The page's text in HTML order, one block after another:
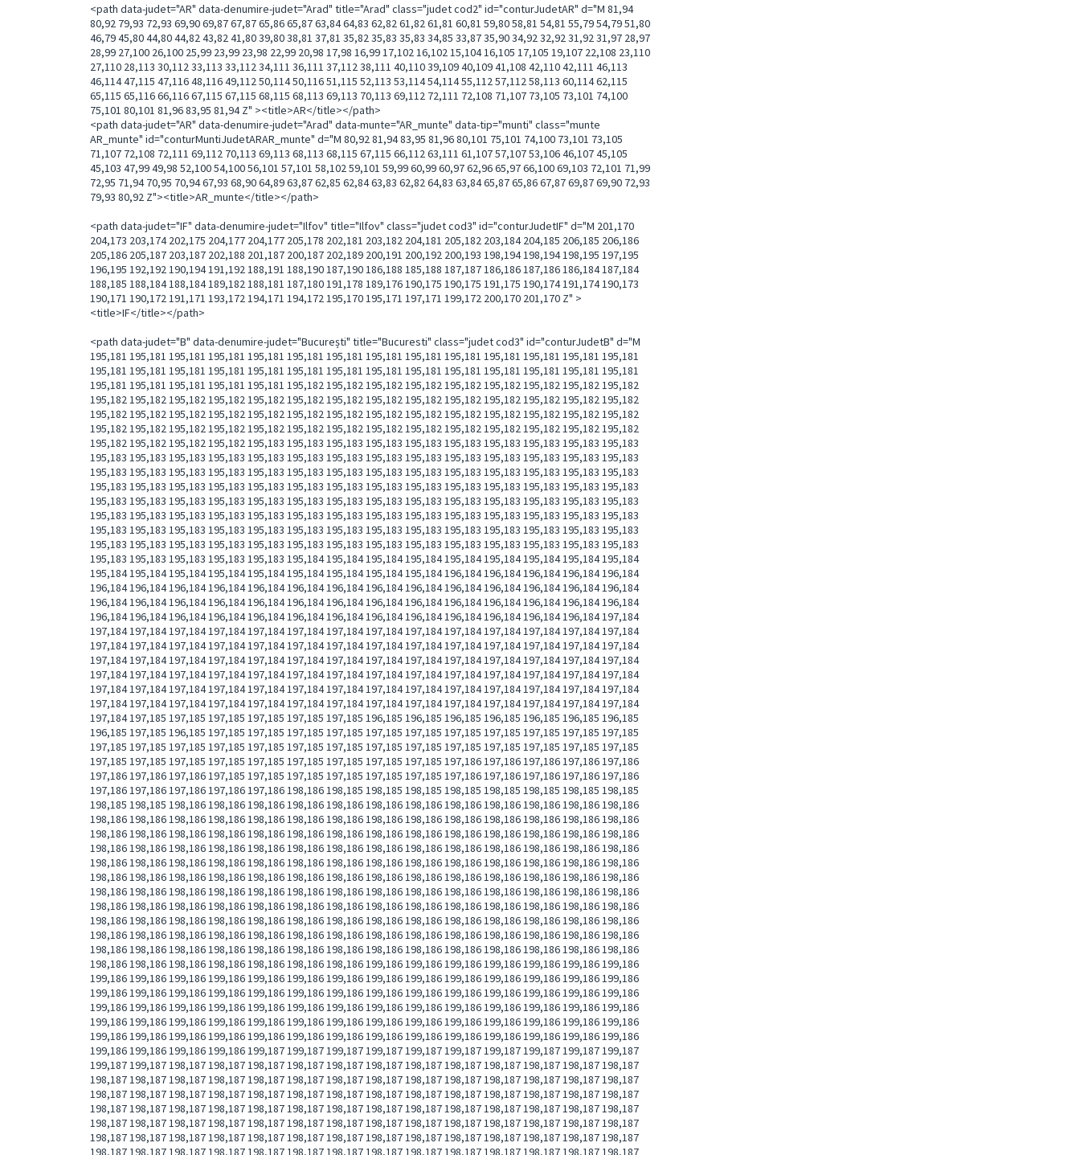
<path data-judet="AR" data-denumire-judet="Arad" title="Arad" class="judet cod2" id="conturJudetAR" d="M 81,94
80,92 79,93 72,93 69,90 69,87 67,87 65,86 65,87 63,84 64,83 62,82 61,82 61,81 60,81 59,80 58,81 54,81 55,79 54,79 51,80
46,79 45,80 44,80 44,82 43,82 41,80 39,80 38,81 37,81 35,82 35,83 35,83 34,85 33,87 35,90 34,92 32,92 31,92 31,97 28,97
28,99 27,100 26,100 25,99 23,99 23,98 22,99 20,98 17,98 16,99 17,102 16,102 15,104 16,105 17,105 19,107 22,108 23,110
27,110 28,113 30,112 33,113 33,112 34,111 36,111 37,112 38,111 40,110 39,109 40,109 41,108 42,110 42,111 46,113
46,114 47,115 47,116 48,116 49,112 50,114 50,116 51,115 52,113 53,114 54,114 55,112 57,112 58,113 60,114 62,115
65,115 65,116 66,116 67,115 67,115 68,115 68,113 69,113 70,113 69,112 72,111 72,108 71,107 73,105 73,101 74,100
75,101 80,101 81,96 83,95 81,94 Z" ><title>AR</title></path>
<path data-judet="AR" data-denumire-judet="Arad" data-munte="AR_munte" data-tip="munti" class="munte
AR_munte" id="conturMuntiJudetARAR_munte" d="M 80,92 81,94 83,95 81,96 80,101 75,101 74,100 73,101 73,105
71,107 72,108 72,111 69,112 70,113 69,113 68,113 68,115 67,115 66,112 63,111 61,107 57,107 53,106 46,107 45,105
45,103 47,99 49,98 52,100 54,100 56,101 57,101 58,102 59,101 59,99 60,99 60,97 62,96 65,97 66,100 69,103 72,101 71,99
72,95 71,94 70,95 70,94 67,93 68,90 64,89 63,87 62,85 62,84 63,83 62,82 64,83 63,84 65,87 65,86 67,87 69,87 69,90 72,93
79,93 80,92 Z"><title>AR_munte</title></path>
<path data-judet="IF" data-denumire-judet="Ilfov" title="Ilfov" class="judet cod3" id="conturJudetIF" d="M 201,170
204,173 203,174 202,175 204,177 204,177 205,178 202,181 203,182 204,181 205,182 203,184 204,185 206,185 206,186
205,186 205,187 203,187 202,188 201,187 200,187 202,189 200,191 200,192 200,193 198,194 198,194 198,195 197,195
196,195 192,192 190,194 191,192 188,191 188,190 187,190 186,188 185,188 187,187 186,186 187,186 186,184 187,184
188,185 188,184 188,184 189,182 188,181 187,180 191,178 189,176 190,175 190,175 191,175 190,174 191,174 190,173
190,171 190,172 191,171 193,172 194,171 194,172 195,170 195,171 197,171 199,172 200,170 201,170 Z" >
<title>IF</title></path>
<path data-judet="B" data-denumire-judet="București" title="Bucuresti" class="judet cod3" id="conturJudetB" d="M 195,181 195,181 195,181 195,181 195,181 195,181 195,181 195,181 195,181 195,181 195,181 195,181 195,181 195,181 195,181 195,181 195,181 195,181 195,181 195,181 195,181 195,181 195,181 195,181 195,181 195,181 195,181 195,181 195,181 195,181 195,181 195,181 195,181 195,182 195,182 195,182 195,182 195,182 195,182 195,182 195,182 195,182 195,182 195,182 195,182 195,182 195,182 195,182 195,182 195,182 195,182 195,182 195,182 195,182 195,182 195,182 195,182 195,182 195,182 195,182 195,182 195,182 195,182 195,182 195,182 195,182 195,182 195,182 195,182 195,182 195,182 195,182 195,182 195,182 195,182 195,182 195,182 195,182 195,182 195,182 195,182 195,182 195,182 195,182 195,182 195,182 195,182 195,182 195,183 195,183 195,183 195,183 195,183 195,183 195,183 195,183 195,183 195,183 195,183 195,183 195,183 195,183 195,183 195,183 195,183 195,183 195,183 195,183 195,183 195,183 195,183 195,183 195,183 195,183 195,183 195,183 195,183 195,183 195,183 195,183 195,183 195,183 195,183 195,183 195,183 195,183 195,183 195,183 195,183 195,183 195,183 195,183 195,183 195,183 195,183 195,183 195,183 195,183 195,183 195,183 195,183 195,183 195,183 195,183 195,183 195,183 195,183 195,183 195,183 195,183 195,183 195,183 195,183 195,183 195,183 195,183 195,183 195,183 195,183 195,183 195,183 195,183 195,183 195,183 195,183 195,183 195,183 195,183 195,183 195,183 195,183 195,183 195,183 195,183 195,183 195,183 195,183 195,183 195,183 195,183 195,183 195,183 195,183 195,183 195,183 195,183 195,183 195,183 195,183 195,183 195,183 195,183 195,183 195,183 195,183 195,183 195,183 195,183 195,183 195,183 195,183 195,184 195,184 195,184 195,184 195,184 195,184 195,184 195,184 195,184 195,184 195,184 195,184 195,184 195,184 195,184 195,184 195,184 195,184 196,184 196,184 196,184 196,184 196,184 196,184 196,184 196,184 196,184 196,184 196,184 196,184 196,184 196,184 196,184 196,184 196,184 196,184 196,184 196,184 196,184 196,184 196,184 196,184 196,184 196,184 196,184 196,184 196,184 196,184 196,184 196,184 196,184 196,184 196,184 196,184 196,184 196,184 196,184 196,184 196,184 196,184 196,184 196,184 196,184 196,184 197,184 197,184 197,184 197,184 197,184 197,184 197,184 197,184 197,184 197,184 197,184 197,184 197,184 197,184 197,184 197,184 197,184 197,184 197,184 197,184 197,184 197,184 197,184 197,184 197,184 197,184 197,184 197,184 197,184 197,184 197,184 197,184 197,184 197,184 197,184 197,184 197,184 197,184 197,184 197,184 197,184 197,184 197,184 197,184 197,184 197,184 197,184 197,184 197,184 197,184 197,184 197,184 197,184 197,184 197,184 197,184 197,184 197,184 197,184 197,184 197,184 197,184 197,184 197,184 197,184 197,184 197,184 197,184 197,184 197,184 197,184 197,184 197,184 197,184 197,184 197,184 197,184 197,184 197,184 197,184 197,184 197,184 197,184 197,184 197,184 197,184 197,185 197,185 197,185 197,185 197,185 197,185 196,185 196,185 196,185 196,185 196,185 196,185 196,185 196,185 197,185 196,185 197,185 197,185 197,185 197,185 197,185 197,185 197,185 197,185 197,185 197,185 197,185 197,185 197,185 197,185 197,185 197,185 197,185 197,185 197,185 197,185 197,185 197,185 197,185 197,185 197,185 197,185 197,185 197,185 197,185 197,185 197,185 197,185 197,185 197,185 197,186 197,186 197,186 197,186 197,186 197,186 197,186 197,186 197,185 197,185 197,185 197,185 197,185 197,185 197,186 197,186 197,186 197,186 197,186 197,186 197,186 197,186 197,186 197,186 198,186 198,185 198,185 198,185 198,185 198,185 198,185 198,185 198,185 198,185 198,185 198,186 198,186 198,186 198,186 198,186 198,186 198,186 198,186 198,186 198,186 198,186 198,186 198,186 198,186 198,186 198,186 198,186 198,186 198,186 198,186 198,186 198,186 198,186 198,186 198,186 198,186 198,186 198,186 198,186 198,186 198,186 198,186 198,186 198,186 198,186 198,186 198,186 198,186 198,186 198,186 198,186 198,186 198,186 198,186 198,186 198,186 198,186 198,186 198,186 198,186 198,186 198,186 198,186 198,186 198,186 198,186 198,186 198,186 198,186 198,186 198,186 198,186 198,186 198,186 198,186 198,186 198,186 198,186 198,186 198,186 198,186 198,186 198,186 198,186 198,186 198,186 198,186 198,186 198,186 198,186 198,186 198,186 198,186 198,186 198,186 198,186 198,186 198,186 198,186 198,186 198,186 198,186 198,186 198,186 198,186 198,186 198,186 198,186 198,186 198,186 198,186 198,186 198,186 198,186 198,186 198,186 198,186 198,186 198,186 198,186 198,186 198,186 198,186 198,186 198,186 198,186 198,186 198,186 198,186 198,186 198,186 198,186 198,186 198,186 198,186 198,186 198,186 198,186 198,186 198,186 198,186 198,186 198,186 198,186 198,186 198,186 198,186 198,186 198,186 198,186 198,186 198,186 198,186 198,186 198,186 198,186 198,186 198,186 198,186 198,186 198,186 198,186 198,186 198,186 198,186 198,186 198,186 198,186 198,186 199,186 199,186 199,186 199,186 199,186 199,186 199,186 199,186 199,186 199,186 199,186 199,186 199,186 199,186 199,186 199,186 199,186 199,186 199,186 199,186 199,186 199,186 199,186 199,186 199,186 199,186 199,186 199,186 199,186 199,186 199,186 199,186 199,186 199,186 199,186 199,186 199,186 199,186 199,186 199,186 199,186 199,186 199,186 199,186 199,186 199,186 199,186 199,186 199,186 199,186 199,186 199,186 199,186 199,186 199,186 199,186 199,186 199,186 199,186 199,186 199,186 199,186 199,186 199,186 199,186 199,186 199,186 199,186 199,186 199,186 199,186 199,186 199,186 199,186 199,186 199,186 199,186 199,186 199,186 199,186 199,186 199,187 199,187 199,187 199,187 199,187 199,187 199,187 199,187 199,187 199,187 199,187 199,187 198,187 198,187 198,187 198,187 198,187 198,187 198,187 198,187 198,187 198,187 198,187 198,187 198,187 198,187 198,187 198,187 198,187 198,187 198,187 198,187 198,187 198,187 198,187 198,187 198,187 198,187 198,187 198,187 198,187 198,187 198,187 198,187 198,187 198,187 198,187 198,187 198,187 198,187 198,187 198,187 198,187 198,187 198,187 198,187 198,187 198,187 198,187 198,187 198,187 198,187 198,187 198,187 198,187 198,187 198,187 198,187 198,187 198,187 198,187 198,187 198,187 198,187 198,187 198,187 198,187 198,187 198,187 198,187 198,187 198,187 198,187 198,187 198,187 198,187 198,187 198,187 198,187 198,187 198,187 198,187 198,187 198,187 198,187 198,187 198,187 198,187 198,187 198,187 198,187 198,187 198,187 198,187 198,187 198,187 198,187 198,187 198,187 198,187 198,187 198,187 198,187 198,187 198,187 198,187 198,187 198,187 198,187 198,187 198,187 198,187 198,187 198,187 198,187 198,187 198,187 198,187 198,187 198,187 198,187 198,187 198,187 198,187 198,187 198,187 198,187 198,187 198,187 198,187 198,187 198,187 198,187 198,187 198,187 198,187 198,187 198,187 198,187 198,187 198,187 198,187 198,187 198,187 198,187 198,187 198,187 198,187 198,187 198,187 198,187 198,187 198,187 198,187 198,187 198,187 198,187 198,187 198,187 198,187 198,187 198,187 198,187 198,187 198,187 198,187 198,187 198,187 198,187 198,187 198,187 198,187 198,187 198,187 198,187 198,187 198,187 198,187 198,188 198,188 198,188 198,188 198,188 198,188 198,188 198,188 198,188 198,188 198,188 198,188 198,188 198,188 198,188 198,188 198,188 198,188 198,188 198,188 198,188 198,188 198,188 198,188 198,188 198,188 198,188 198,188 198,188 198,188 198,188 198,188 198,188 198,188 198,188 198,188 198,188 198,188 198,188 198,188 198,188 198,188 198,188 198,188 198,188 198,188 198,188 198,188 198,188 198,188 198,188 198,188 198,188 198,188 198,188 198,188 198,188 198,188 198,188 198,188 198,188 198,188 198,188 198,188 198,188 198,188 198,188 198,188 198,188 198,188 198,188 198,188 198,188 198,188 198,188 198,188 198,188 198,188 198,188 198,188 198,188 198,188 198,188 198,188 198,188 198,188 198,188 198,188 198,188 198,188 198,188 198,188 198,188 198,188 198,188 198,188 198,188 198,188 198,188 198,188 198,188 198,188 198,188 198,188 198,188 198,188 198,188 198,188 198,188 197,188 197,188 197,188 197,188 197,188 197,188 197,188 197,188 197,188 197,188 197,188 197,188 197,188 197,188 197,188 197,188 197,188 196,188 196,188 196,188 196,188 196,188 196,188 196,188 196,188 196,188 196,188 196,188 196,188 196,188 196,188 196,188 196,188 196,188 196,189 196,189 196,189 196,189 196,189 196,189 196,189 196,189 196,189 196,189 196,189 196,189 196,189 196,189 196,189 196,189 196,189 196,189 196,189 196,189 196,189 196,189 196,189 196,189 196,189 196,189 196,189 196,189 196,189 196,189 196,189 196,189 196,189 196,189 196,189 196,189 196,189 196,189 196,189 196,189 196,189 196,189 196,189 196,189 196,189 196,189 196,189 196,189 196,189 196,189 196,189 196,189 196,189 196,189 196,189 196,190 196,190 197,190 197,190 197,190 197,190 197,190 197,190 197,190 197,190 197,190 197,190 197,190 197,190 196,190 196,191 196,191 196,191 196,191 196,191 196,191 196,191 196,191 196,191 196,191 196,191 196,191 196,191 196,191 196,190 196,190 196,190 196,190 196,190 196,190 196,190 196,190 196,190 196,190 196,190 196,190 196,190 196,190 196,190 195,190 196,190 195,190 195,190 195,190 195,189 195,189 195,189 195,189 195,189 195,189 195,189 195,189 195,189 195,189 195,189 195,189 195,189 195,189 195,189 195,189 195,190 195,190 195,190 195,190 195,190 195,190 195,189 195,189 195,189 195,189 195,189 194,189 194,189 194,189 194,189 194,189 194,189 194,189 194,189 194,189 194,189 194,189 194,189 194,189 194,189 194,189 194,189 194,189 194,189 194,189 194,189 194,189 194,189 194,189 194,189 194,189 194,189 194,189 194,189 194,189 194,189 194,189 194,189 194,189 194,189 194,189 194,189 194,189 194,189 194,189 194,189 194,189 194,189 194,189 194,189 194,189 194,189 194,189 194,189 194,189 194,189 194,189 194,189 194,189 194,189 194,189 194,189 194,189 194,189 194,189 194,189 194,189 194,189 194,189 194,189 194,189 194,189 194,189 194,189 194,189 194,189 194,189 194,189 194,189 194,189 194,189 194,189 194,189 194,189 194,189 194,189 194,189 194,189 194,189 194,189 194,189 194,189 194,189 194,189 194,189 194,189 194,189 194,189 194,189 194,189 194,189 194,189 194,189 194,18